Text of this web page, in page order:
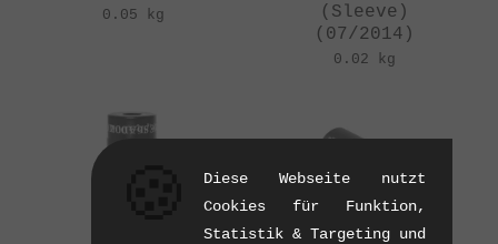
0.05 kg
(Sleeve)
(07/2014)
0.02 kg
Diese Webseite nutzt
Cookies für Funktion,
Statistik & Targeting und